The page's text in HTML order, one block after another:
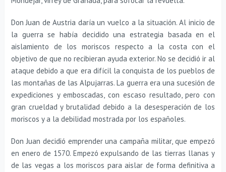
Don Juan de Austria daría un vuelco a la situación. Al inicio de
la guerra se había decidido una estrategia basada en el
aislamiento de los moriscos respecto a la costa con el
objetivo de que no recibieran ayuda exterior. No se decidió ir al
ataque debido a que era difícil la conquista de los pueblos de
las montañas de las Alpujarras. La guerra era una sucesión de
expediciones y emboscadas, con escaso resultado, pero con
gran crueldad y brutalidad debido a la desesperación de los
moriscos y a la debilidad mostrada por los españoles.
Don Juan decidió emprender una campaña militar, que empezó
en enero de 1570. Empezó expulsando de las tierras llanas y
de las vegas a los moriscos para aislar de forma definitiva a